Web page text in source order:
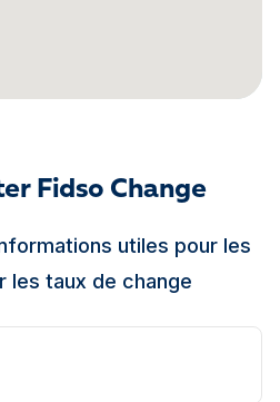
Fidso Change
utiles pour les
les taux de change